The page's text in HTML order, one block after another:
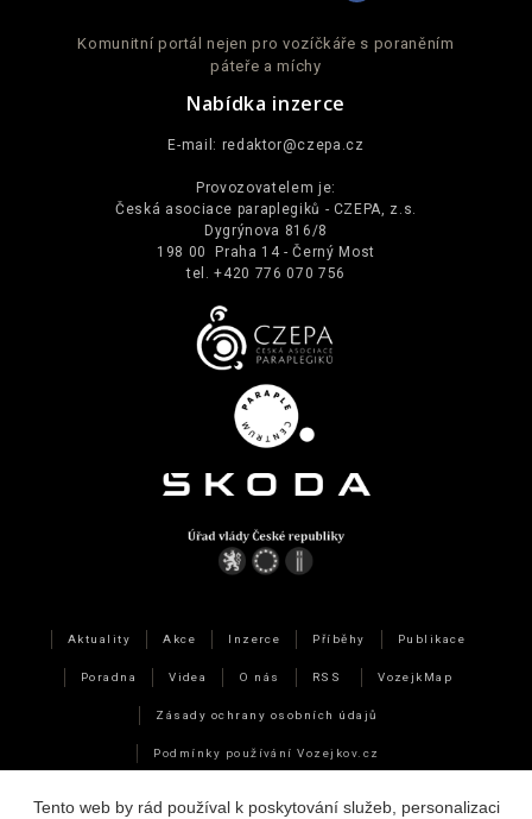
Tento web by rád používal k poskytování služeb, personalizaci
Komunitní portál nejen pro vozíčkáře s poraněním
páteře a míchy
Nabídka inzerce
E-mail: redaktor@czepa.cz
Provozovatelem je:
Česká asociace paraplegiků - CZEPA, z.s.
Dygrýnova 816/8
198 00 Praha 14 - Černý Most
tel. +420 776 070 756
Aktuality Akce Inzerce Příběhy Publikace
Poradna Videa O nás RSS VozejkMap
Zásady ochrany osobních údajů
Podmínky používání Vozejkov.cz